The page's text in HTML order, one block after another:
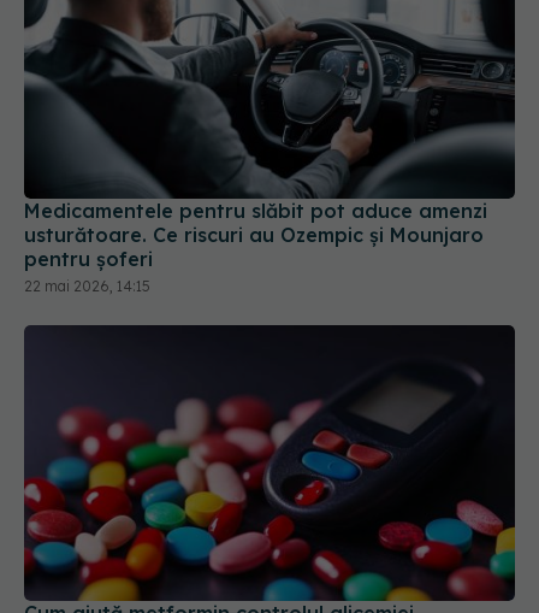
Medicamentele pentru slăbit pot aduce amenzi
usturătoare. Ce riscuri au Ozempic și Mounjaro
pentru șoferi
22 mai 2026, 14:15
Cum ajută metformin controlul glicemiei
02 mar 2026, 13:12